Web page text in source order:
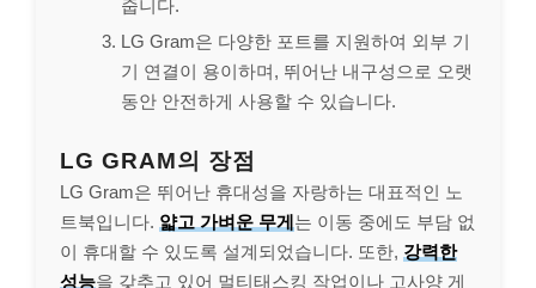
줍니다.
LG Gram은 다양한 포트를 지원하여 외부 기
기 연결이 용이하며, 뛰어난 내구성으로 오랫
동안 안전하게 사용할 수 있습니다.
LG GRAM의 장점
LG Gram은 뛰어난 휴대성을 자랑하는 대표적인 노
트북입니다. 얇고 가벼운 무게는 이동 중에도 부담 없
이 휴대할 수 있도록 설계되었습니다. 또한, 강력한
성능을 갖추고 있어 멀티태스킹 작업이나 고사양 게